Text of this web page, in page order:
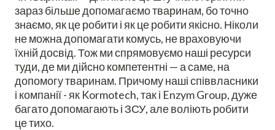
зараз більше допомагаємо тваринам, бо точно
знаємо, як це робити і як це робити якісно. Ніколи
не можна допомагати комусь, не враховуючи
їхній досвід. Тож ми спрямовуємо наші ресурси
туди, де ми дійсно компетентні — а саме, на
допомогу тваринам. Причому наші співвласники
і компанії - як Kormotech, так і Enzym Group, дуже
багато допомагають і ЗСУ, але воліють робити
це тихо.